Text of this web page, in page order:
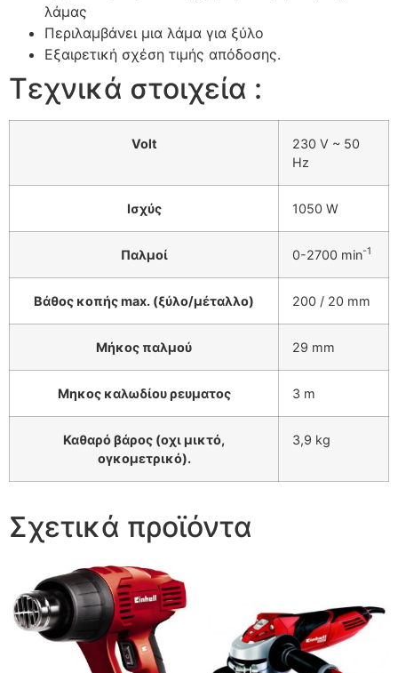
λάμας
Περιλαμβάνει μια λάμα για ξύλο
Εξαιρετική σχέση τιμής απόδοσης.
Τεχνικά στοιχεία :
Volt
230 V ~ 50
Hz
Ισχύς 1050 W
Παλμοί 0-2700 min-1
Βάθος κοπής max. (ξύλο/μέταλλο) 200 / 20 mm
Μήκος παλμού 29 mm
Μηκος καλωδίου ρευματος 3 m
Καθαρό βάρος (οχι μικτό,
ογκομετρικό).
3,9 kg
Σχετικά προϊόντα